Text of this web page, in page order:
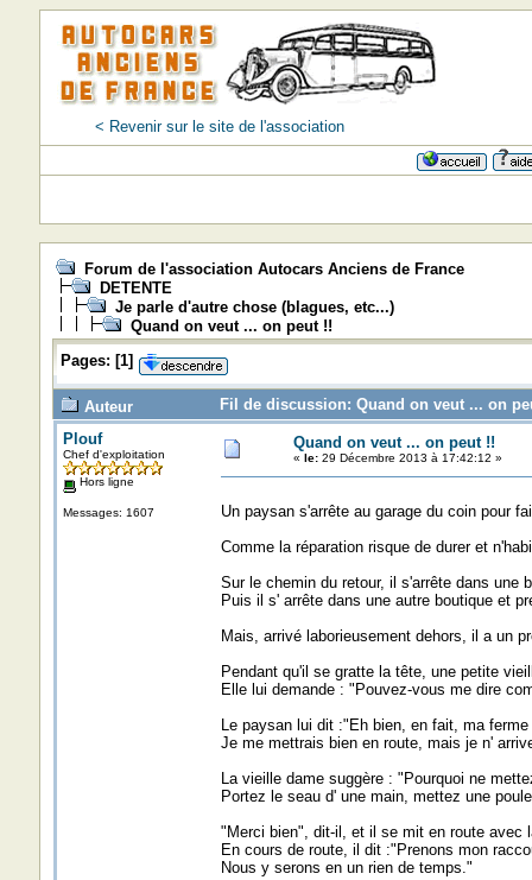
< Revenir sur le site de l'association
Forum de l'association Autocars Anciens de France
DETENTE
Je parle d'autre chose (blagues, etc...)
Quand on veut ... on peut !!
Pages: [1]
Auteur
Fil de discussion: Quand on veut ... on
Plouf
Chef d'exploitation
Hors ligne
Messages: 1607
Quand on veut ... on peut !!
« le:29 Décembre 2013 à 17:42:12 »
Un paysan s'arrête au garage du coin pour
Comme la réparation risque de durer et
Sur le chemin du retour, il s'arrête dans une
Puis il s' arrête dans une autre boutique et
Mais, arrivé laborieusement dehors, il a un
Pendant qu'il se gratte la tête, une petite
Elle lui demande : "Pouvez-vous me dire
Le paysan lui dit :"Eh bien, en fait, ma
Je me mettrais bien en route, mais je n'
La vieille dame suggère : "Pourquoi ne
Portez le seau d' une main, mettez une
"Merci bien", dit-il, et il se mit en route avec
En cours de route, il dit :"Prenons mon
Nous y serons en un rien de temps."